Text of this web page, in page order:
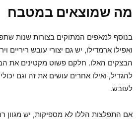
מה שמוצאים במטבח
בנוסף למאפים המתוקים בצורות שנות
ואפילו ארמדילו, יש גם יצורי עובש ריריים
הבצקים האלו. חלקם פשוט מקטינים את
להגדיל, ואילו אחרים עושים את זה וגם
לעובש.
אם התפלצות הללו לא מספיקות, יש מגוון